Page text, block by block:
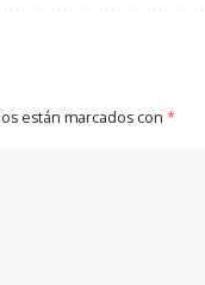
están marcados con *